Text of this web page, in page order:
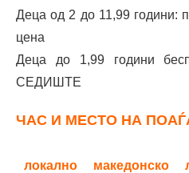
трансфер до Битола
Струга – Хотел Дрим,
трансфер до Битола
Охрид – БП Лук Оил излез
Деца од 2 до 11,99 години:
цена
Деца до 1,99 години
СЕДИШТЕ
ЧАС И МЕСТО НА
локално
македонско